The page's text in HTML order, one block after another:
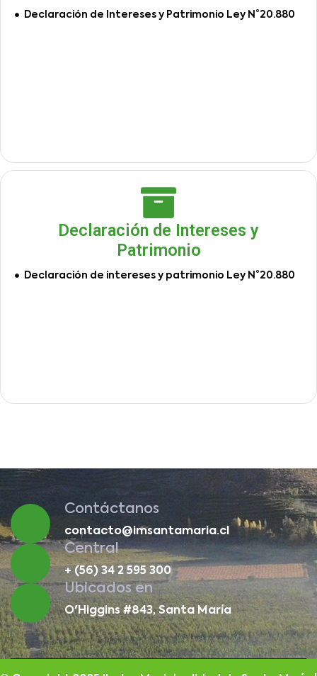
Declaración de Intereses y Patrimonio Ley N°20.880
Declaración de Intereses y
Patrimonio
Declaración de intereses y patrimonio Ley N°20.880
Contáctanos
contacto@imsantamaria.cl
Central
+ (56) 34 2 595 300
Ubicados en
O'Higgins #843, Santa María